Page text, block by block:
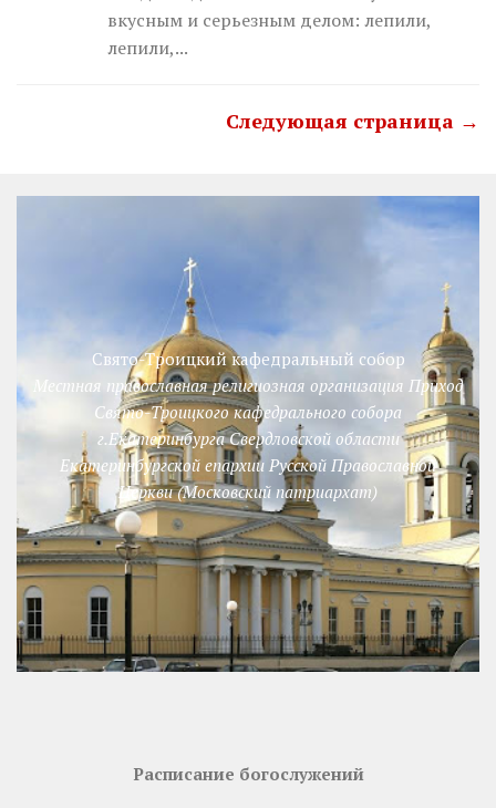
вкусным и серьезным делом: лепили,
лепили,...
Следующая страница →
Свято-Троицкий кафедральный собор
Местная православная религиозная организация Приход
Свято-Троицкого кафедрального собора
г.Екатеринбурга Свердловской области
Екатеринбургской епархии Русской Православной
Церкви (Московский патриархат)
Расписание богослужений